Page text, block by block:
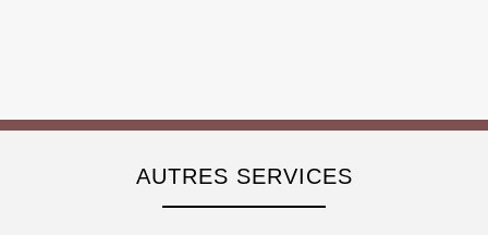
AUTRES SERVICES